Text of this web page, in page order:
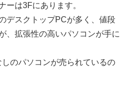
ーは3Fにあります。
デスクトップPCが多く、値段
、拡張性の高いパソコンが手に
のパソコンが売られているの